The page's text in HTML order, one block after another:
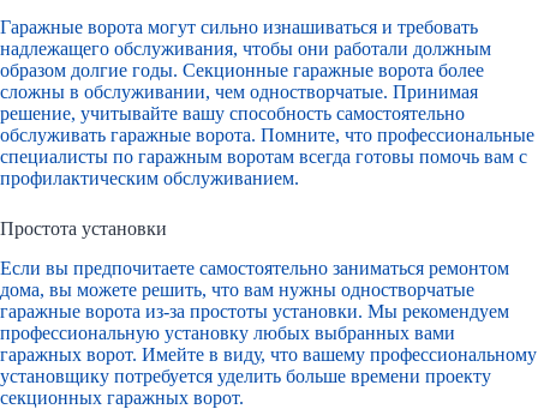
Гаражные ворота могут сильно изнашиваться и требовать
надлежащего обслуживания, чтобы они работали должным
образом долгие годы. Секционные гаражные ворота более
сложны в обслуживании, чем одностворчатые. Принимая
решение, учитывайте вашу способность самостоятельно
обслуживать гаражные ворота. Помните, что профессиональные
специалисты по гаражным воротам всегда готовы помочь вам с
профилактическим обслуживанием.
Простота установки
Если вы предпочитаете самостоятельно заниматься ремонтом
дома, вы можете решить, что вам нужны одностворчатые
гаражные ворота из-за простоты установки. Мы рекомендуем
профессиональную установку любых выбранных вами
гаражных ворот. Имейте в виду, что вашему профессиональному
установщику потребуется уделить больше времени проекту
секционных гаражных ворот.